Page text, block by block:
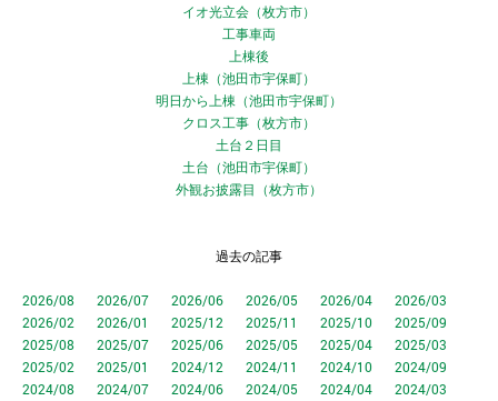
イオ光立会（枚方市）
工事車両
上棟後
上棟（池田市宇保町）
明日から上棟（池田市宇保町）
クロス工事（枚方市）
土台２日目
土台（池田市宇保町）
外観お披露目（枚方市）
過去の記事
2026/08 2026/07 2026/06 2026/05 2026/04
2026/03
2026/02
2026/01 2025/12 2025/11 2025/10
2025/09
2025/08
2025/07 2025/06 2025/05 2025/04
2025/03
2025/02
2025/01 2024/12 2024/11 2024/10
2024/09
2024/08
2024/07 2024/06 2024/05 2024/04
2024/03